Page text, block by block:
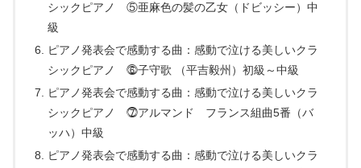
シックピアノ ⑤亜麻色の髪の乙女（ドビッシー）中
級
ピアノ発表会で感動する曲：感動で泣ける美しいクラ
シックピアノ ⓺子守歌 （平吉毅州）初級～中級
ピアノ発表会で感動する曲：感動で泣ける美しいクラ
シックピアノ ⓻アルマンド フランス組曲5番（バ
ッハ）中級
ピアノ発表会で感動する曲：感動で泣ける美しいクラ